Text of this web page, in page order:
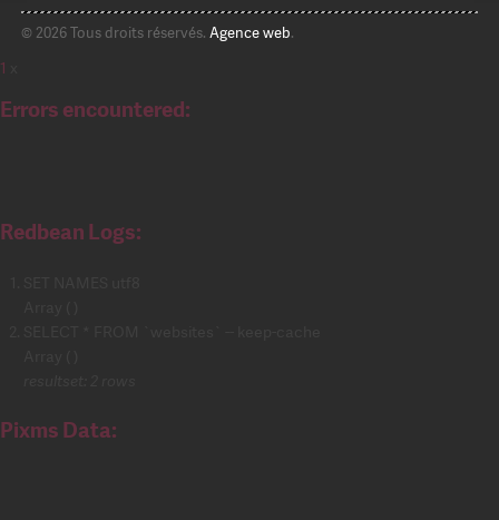
© 2026 Tous droits réservés. Agence web.
1
Errors encountered:
Redbean Logs:
Pixms Data: